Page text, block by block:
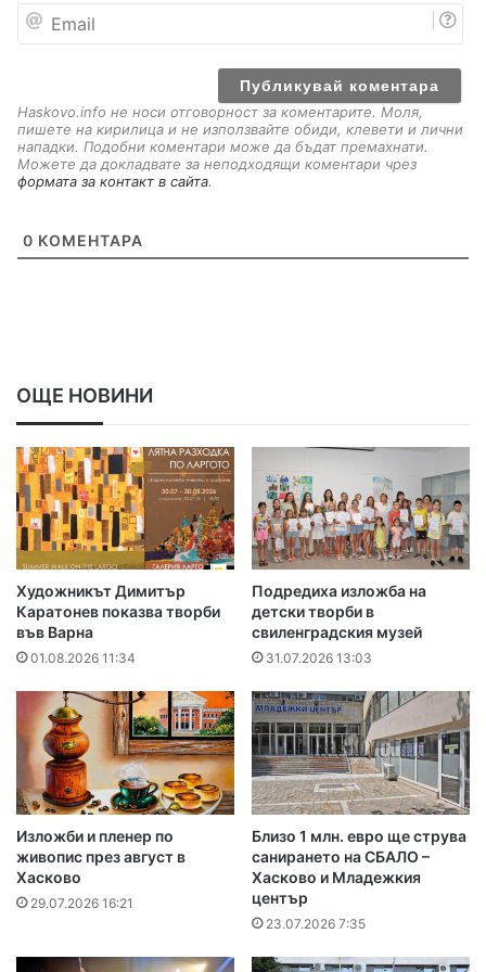
E
a
Haskovo.info не носи отговорност за коментарите. Моля,
пишете на кирилица и не използвайте обиди, клевети и лични
нападки. Подобни коментари може да бъдат премахнати.
Можете да докладвате за неподходящи коментари чрез
формата за контакт в сайта.
0 КОМЕНТАРА
ОЩЕ НОВИНИ
Художникът Димитър
Каратонев показва творби
във Варна
01.08.2026 11:34
Подредиха изложба на
детски творби в
свиленградския музей
31.07.2026 13:03
Изложби и пленер по
живопис през август в
Хасково
29.07.2026 16:21
Близо 1 млн. евро ще струва
санирането на СБАЛО –
Хасково и Младежкия
център
23.07.2026 7:35